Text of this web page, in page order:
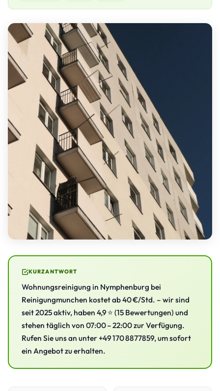
KURZANTWORT
Wohnungsreinigung in Nymphenburg bei
Reinigungmunchen kostet ab 40 €/Std. – wir sind
seit 2025 aktiv, haben 4,9 ⭐ (15 Bewertungen) und
stehen täglich von 07:00 – 22:00 zur Verfügung.
Rufen Sie uns an unter +49 170 8877859, um sofort
ein Angebot zu erhalten.